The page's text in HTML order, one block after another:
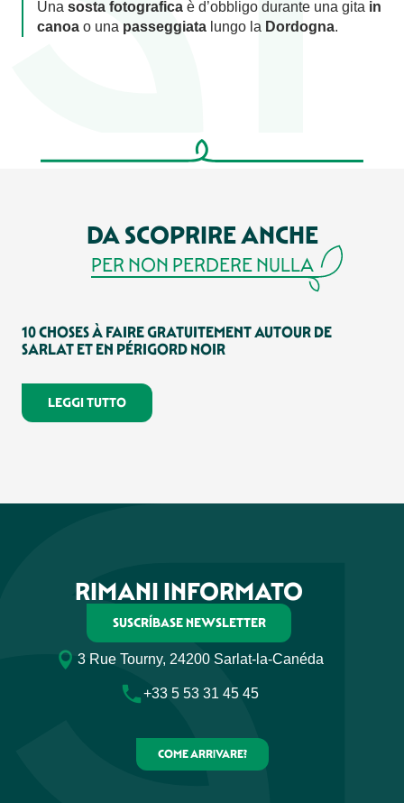
Una sosta fotografica è d’obbligo durante una gita in
canoa o una passeggiata lungo la Dordogna.
DA SCOPRIRE ANCHE
PER NON PERDERE NULLA
10 CHOSES À FAIRE GRATUITEMENT AUTOUR DE
SARLAT ET EN PÉRIGORD NOIR
LEGGI TUTTO
RIMANI INFORMATO
SUSCRÍBASE NEWSLETTER
3 Rue Tourny, 24200 Sarlat-la-Canéda
+33 5 53 31 45 45
COME ARRIVARE?